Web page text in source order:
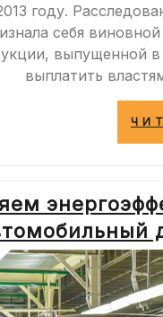
году.
себя
выпущенной в
выплатить